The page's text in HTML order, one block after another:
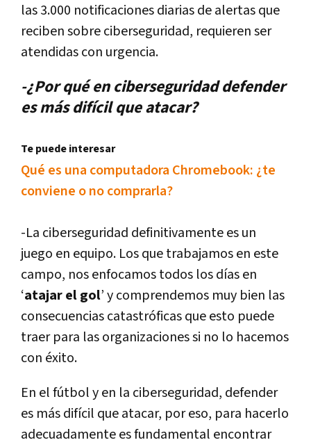
las 3.000 notificaciones diarias de alertas que
reciben sobre ciberseguridad, requieren ser
atendidas con urgencia.
-¿Por qué en ciberseguridad defender
es más difícil que atacar?
Te puede interesar
Qué es una computadora Chromebook: ¿te
conviene o no comprarla?
-La ciberseguridad definitivamente es un
juego en equipo. Los que trabajamos en este
campo, nos enfocamos todos los días en
‘atajar el gol’ y comprendemos muy bien las
consecuencias catastróficas que esto puede
traer para las organizaciones si no lo hacemos
con éxito.
En el fútbol y en la ciberseguridad, defender
es más difícil que atacar, por eso, para hacerlo
adecuadamente es fundamental encontrar